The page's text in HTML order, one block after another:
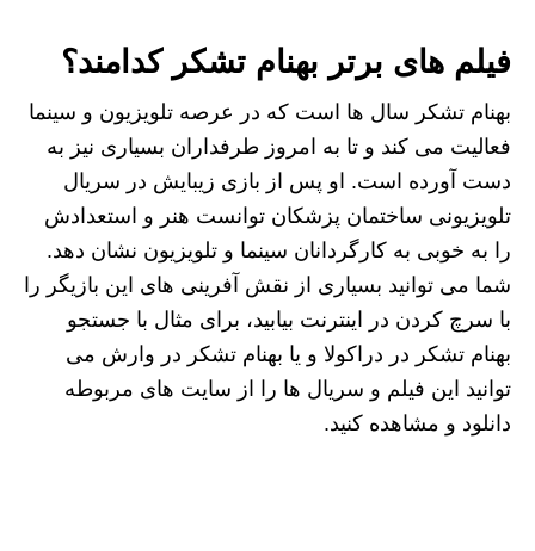
فیلم های برتر بهنام تشکر کدامند؟
بهنام تشکر سال ها است که در عرصه تلویزیون و سینما
فعالیت می کند و تا به امروز طرفداران بسیاری نیز به
دست آورده است. او پس از بازی زیبایش در سریال
تلویزیونی ساختمان پزشکان توانست هنر و استعدادش
را به خوبی به کارگردانان سینما و تلویزیون نشان دهد.
شما می توانید بسیاری از نقش آفرینی های این بازیگر را
با سرچ کردن در اینترنت بیابید، برای مثال با جستجو
بهنام تشکر در دراکولا و یا بهنام تشکر در وارش می
توانید این فیلم و سریال ها را از سایت های مربوطه
دانلود و مشاهده کنید.